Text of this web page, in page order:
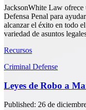
JacksonWhite Law ofrece
Defensa Penal para
alcanzar el éxito en todo
variedad de asuntos
Recursos
Criminal Defense
Leyes de Robo a
Published: 26 de